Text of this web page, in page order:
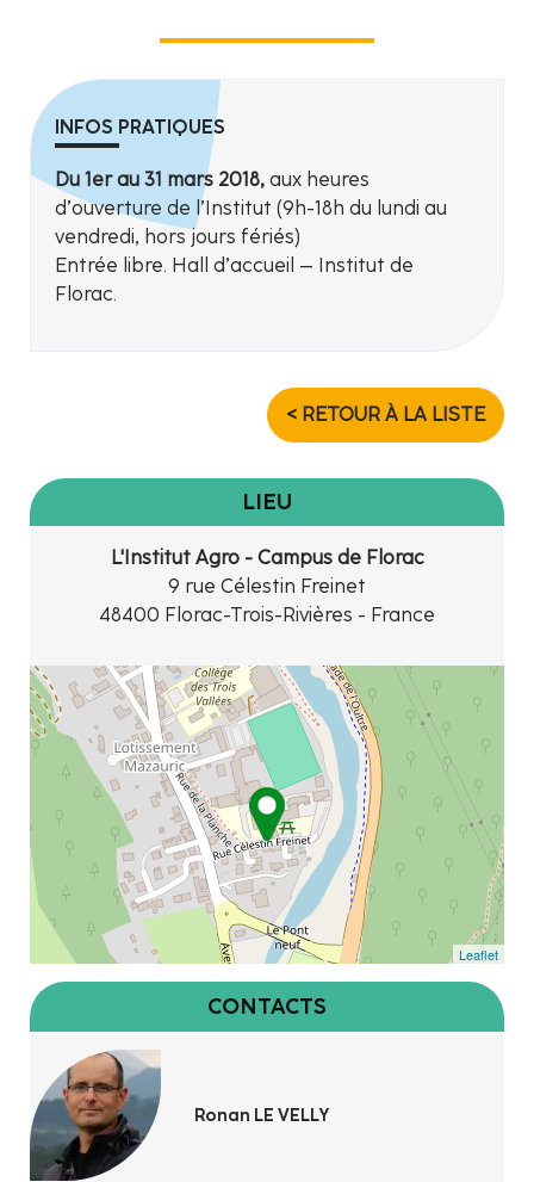
INFOS PRATIQUES
Du 1er au 31 mars 2018, aux heures
d’ouverture de l’Institut (9h-18h du lundi au
vendredi, hors jours fériés)
Entrée libre. Hall d’accueil – Institut de
Florac.
< RETOUR À LA LISTE
LIEU
L'Institut Agro - Campus de Florac
9 rue Célestin Freinet
48400 Florac-Trois-Rivières - France
Leaflet
CONTACTS
Ronan LE VELLY